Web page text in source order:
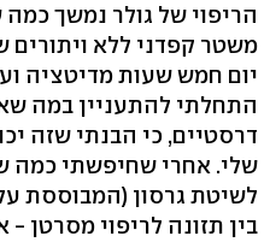
הריפוי של גולר נמשך כמה
משטר קפדני ללא ויתורים
יום חמש שעות מדיטציה
התחלתי להתעניין במה
דרסטיים, כי הבנתי שזה
שלי. אחרי שחיפשתי כמה
לשיטת גרסון (המבוססת
בין תזונה לריפוי מסרטן -